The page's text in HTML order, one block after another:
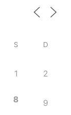
S D
1 2
8 9